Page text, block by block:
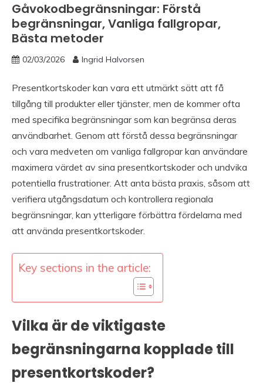
Gåvokodbegränsningar: Förstå
begränsningar, Vanliga fallgropar,
Bästa metoder
02/03/2026 Ingrid Halvorsen
Presentkortskoder kan vara ett utmärkt sätt att få
tillgång till produkter eller tjänster, men de kommer ofta
med specifika begränsningar som kan begränsa deras
användbarhet. Genom att förstå dessa begränsningar
och vara medveten om vanliga fallgropar kan användare
maximera värdet av sina presentkortskoder och undvika
potentiella frustrationer. Att anta bästa praxis, såsom att
verifiera utgångsdatum och kontrollera regionala
begränsningar, kan ytterligare förbättra fördelarna med
att använda presentkortskoder.
Key sections in the article:
Vilka är de viktigaste
begränsningarna kopplade till
presentkortskoder?